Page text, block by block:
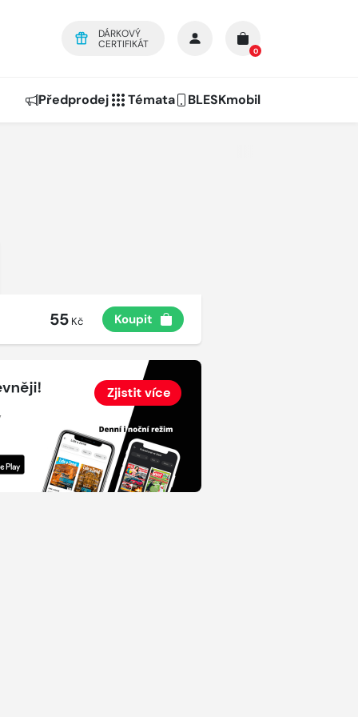
DÁRKOVÝ
CERTIFIKÁT
0
Předprodej Témata BLESKmobil
55Kč Koupit